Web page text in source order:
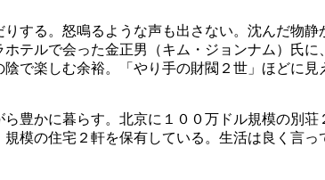
する。怒鳴るような声も出さない。沈んだ物
テルで会った金正男（キム・ジョンナム）氏
で楽しむ余裕。「やり手の財閥２世」ほどに見
豊かに暮らす。北京に１００万ドル規模の別荘
模の住宅２軒を保有している。生活は良く言っ